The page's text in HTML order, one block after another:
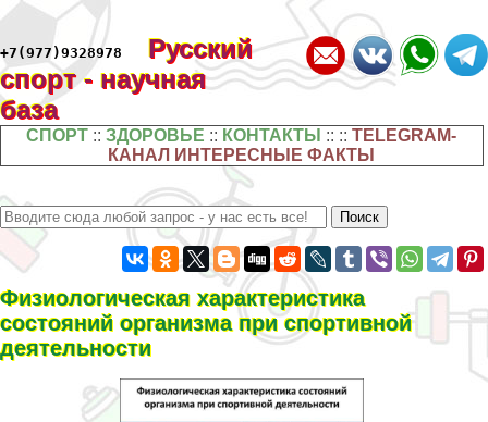
+7(977)9328978
Русский
спорт - научная
база
СПОРТ ::ЗДОРОВЬЕ :: КОНТАКТЫ :: ::TELEGRAM-
КАНАЛ ИНТЕРЕСНЫЕ ФАКТЫ
Физиологическая хаpaктеристика
состояний организма при спортивной
деятельности